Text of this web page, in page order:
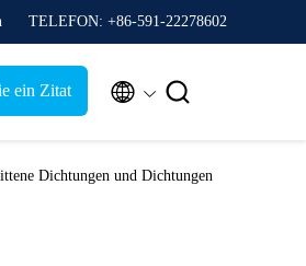
TELEFON: +86-591-22278602
ein Zitat  
Dichtungen und Dichtungen